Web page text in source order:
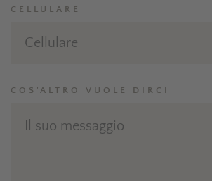
CELLULARE
COS'ALTRO VUOLE DIRCI